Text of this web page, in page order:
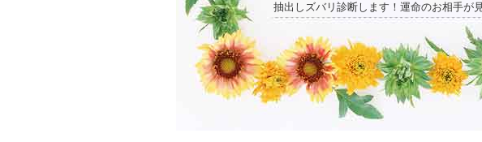
抽出しズバリ診断します！運命のお相手が